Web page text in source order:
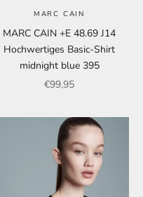
MARC CAIN
MARC CAIN +E 48.69 J14
Hochwertiges Basic-Shirt
midnight blue 395
Angebot
€99,95